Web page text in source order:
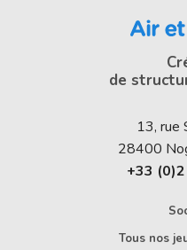
de
13, rue
28400
+33
Tous nos